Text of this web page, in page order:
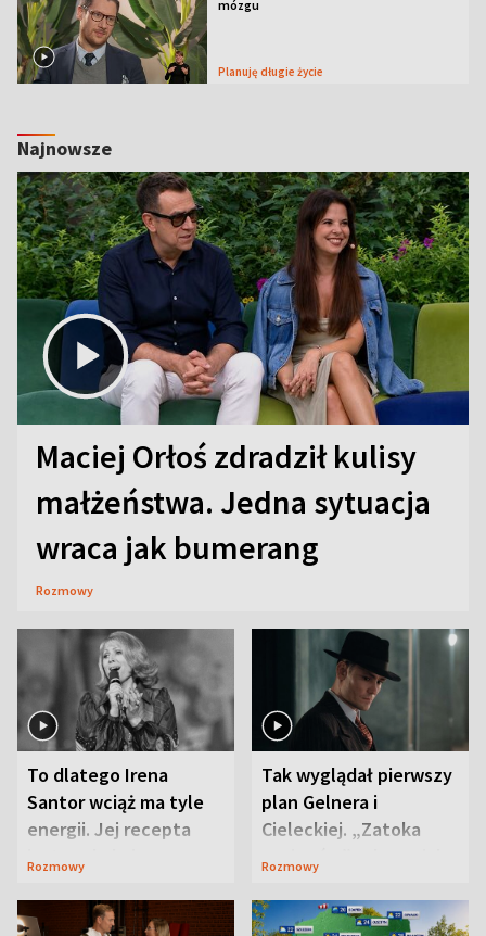
mózgu
Planuję długie życie
Najnowsze
Maciej Orłoś zdradził kulisy
małżeństwa. Jedna sytuacja
wraca jak bumerang
Rozmowy
To dlatego Irena
Santor wciąż ma tyle
energii. Jej recepta
jest zaskakująco
Rozmowy
Tak wyglądał pierwszy
plan Gelnera i
Cieleckiej. „Zatoka
szpiegów” od razu ich
Rozmowy